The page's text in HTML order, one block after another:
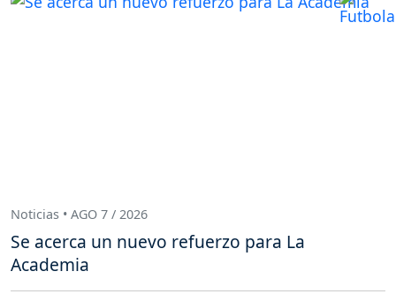
Noticias • AGO 7 / 2026
Se acerca un nuevo refuerzo para La
Academia